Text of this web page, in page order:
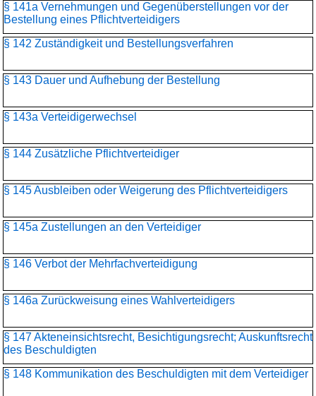
§ 141a Vernehmungen und Gegenüberstellungen vor der
Bestellung eines Pflichtverteidigers
§ 142 Zuständigkeit und Bestellungsverfahren
§ 143 Dauer und Aufhebung der Bestellung
§ 143a Verteidigerwechsel
§ 144 Zusätzliche Pflichtverteidiger
§ 145 Ausbleiben oder Weigerung des Pflichtverteidigers
§ 145a Zustellungen an den Verteidiger
§ 146 Verbot der Mehrfachverteidigung
§ 146a Zurückweisung eines Wahlverteidigers
§ 147 Akteneinsichtsrecht, Besichtigungsrecht; Auskunftsrecht
des Beschuldigten
§ 148 Kommunikation des Beschuldigten mit dem Verteidiger